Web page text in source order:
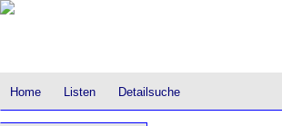
Home Listen Detailsuche